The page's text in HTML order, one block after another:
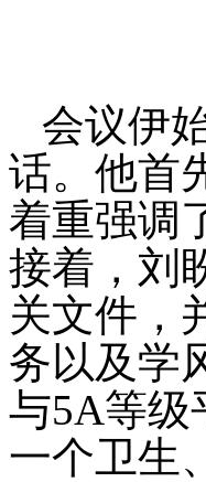
会议伊
话。他首
着重强调
接着，刘
关文件，
务以及学
与5A等级
一个卫生